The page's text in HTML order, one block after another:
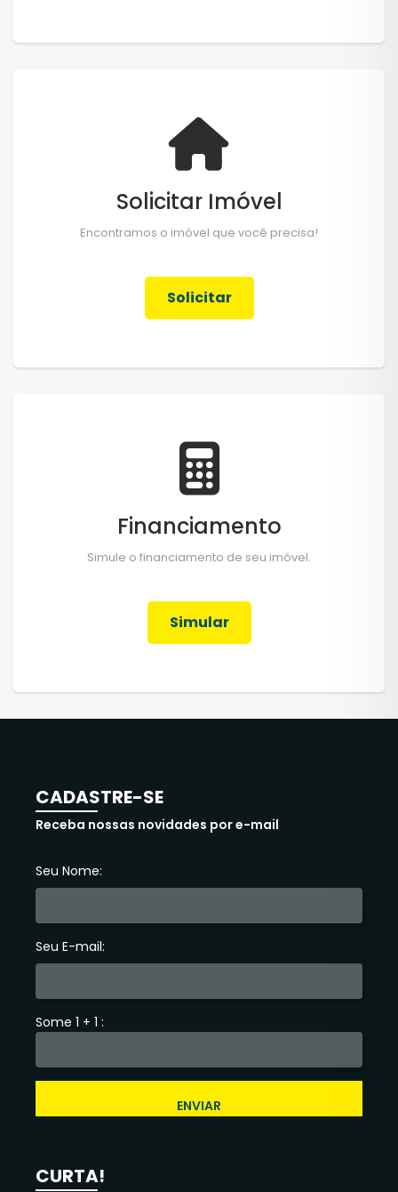
Solicitar Imóvel
Encontramos o imóvel que você precisa!
Solicitar
Financiamento
Simule o financiamento de seu imóvel.
Simular
CADASTRE-SE
Receba nossas novidades por e-mail
Seu Nome:
Seu E-mail:
Some 1 + 1 :
ENVIAR
CURTA!